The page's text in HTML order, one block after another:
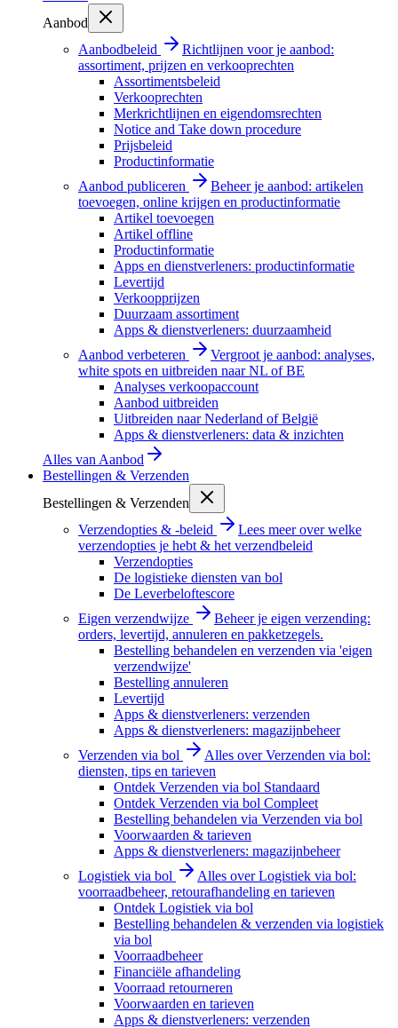
Aanbod
Aanbodbeleid
Richtlijnen voor je aanbod:
assortiment, prijzen en verkooprechten
Assortimentsbeleid
Verkooprechten
Merkrichtlijnen en eigendomsrechten
Notice and Take down procedure
Prijsbeleid
Productinformatie
Aanbod publiceren
Beheer je aanbod: artikelen
toevoegen, online krijgen en productinformatie
Artikel toevoegen
Artikel offline
Productinformatie
Apps en dienstverleners: productinformatie
Levertijd
Verkoopprijzen
Duurzaam assortiment
Apps & dienstverleners: duurzaamheid
Aanbod verbeteren
Vergroot je aanbod: analyses,
white spots en uitbreiden naar NL of BE
Analyses verkoopaccount
Aanbod uitbreiden
Uitbreiden naar Nederland of België
Apps & dienstverleners: data & inzichten
Alles van Aanbod
Bestellingen & Verzenden
Bestellingen & Verzenden
Verzendopties & -beleid
Lees meer over welke
verzendopties je hebt & het verzendbeleid
Verzendopties
De logistieke diensten van bol
De Leverbeloftescore
Eigen verzendwijze
Beheer je eigen verzending:
orders, levertijd, annuleren en pakketzegels.
Bestelling behandelen en verzenden via 'eigen
verzendwijze'
Bestelling annuleren
Levertijd
Apps & dienstverleners: verzenden
Apps & dienstverleners: magazijnbeheer
Verzenden via bol
Alles over Verzenden via bol:
diensten, tips en tarieven
Ontdek Verzenden via bol Standaard
Ontdek Verzenden via bol Compleet
Bestelling behandelen via Verzenden via bol
Voorwaarden & tarieven
Apps & dienstverleners: magazijnbeheer
Logistiek via bol
Alles over Logistiek via bol:
voorraadbeheer, retourafhandeling en tarieven
Ontdek Logistiek via bol
Bestelling behandelen & verzenden via logistiek
via bol
Voorraadbeheer
Financiële afhandeling
Voorraad retourneren
Voorwaarden en tarieven
Apps & dienstverleners: verzenden